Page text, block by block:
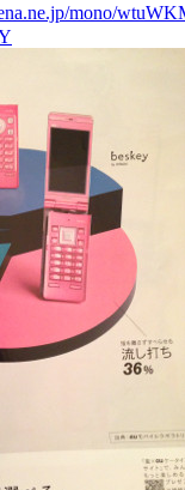
mono/